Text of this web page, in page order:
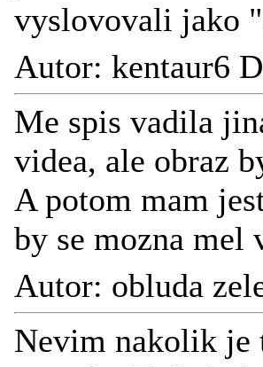
vyslovovali jako
Autor: kentaur6
Me spis vadila
videa, ale obraz
A potom mam
by se mozna
Autor: obluda
Nevim nakolik je